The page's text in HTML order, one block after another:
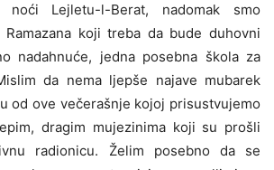
Lejletu-l-Berat, nadomak smo
Ramazana koji treba da bude duhovni
nadahnuće, jedna posebna škola za
da nema ljepše najave mubarek
od ove večerašnje kojoj prisustvujemo
dragim mujezinima koji su prošli
radionicu. Želim posebno da se